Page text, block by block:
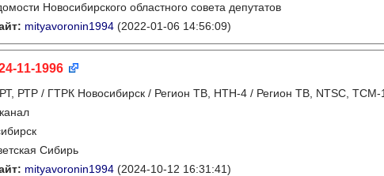
Новосибирского областного совета депутатов
mityavoronin1994 (2022-01-06 14:56:09)
11-1996
РТР / ГТРК Новосибирск / Регион ТВ, НТН-4 / Регион ТВ, NTSC,
Сибирь
mityavoronin1994 (2024-10-12 16:31:41)